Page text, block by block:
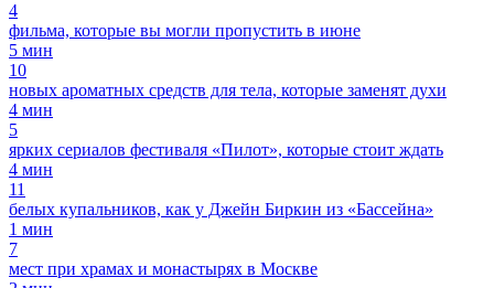
4
фильма, которые вы могли пропустить в июне
5 мин
10
новых ароматных средств для тела, которые заменят духи
4 мин
5
ярких сериалов фестиваля «Пилот», которые стоит ждать
4 мин
11
белых купальников, как у Джейн Биркин из «Бассейна»
1 мин
7
мест при храмах и монастырях в Москве